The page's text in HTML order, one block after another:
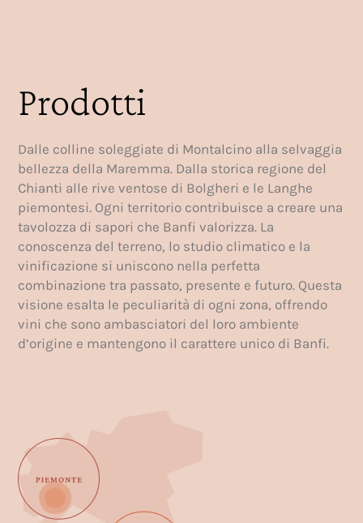
Prodotti
Dalle colline soleggiate di Montalcino alla selvaggia
bellezza della Maremma. Dalla storica regione del
Chianti alle rive ventose di Bolgheri e le Langhe
piemontesi. Ogni territorio contribuisce a creare una
tavolozza di sapori che Banfi valorizza. La
conoscenza del terreno, lo studio climatico e la
vinificazione si uniscono nella perfetta
combinazione tra passato, presente e futuro. Questa
visione esalta le peculiarità di ogni zona, offrendo
vini che sono ambasciatori del loro ambiente
d’origine e mantengono il carattere unico di Banfi.